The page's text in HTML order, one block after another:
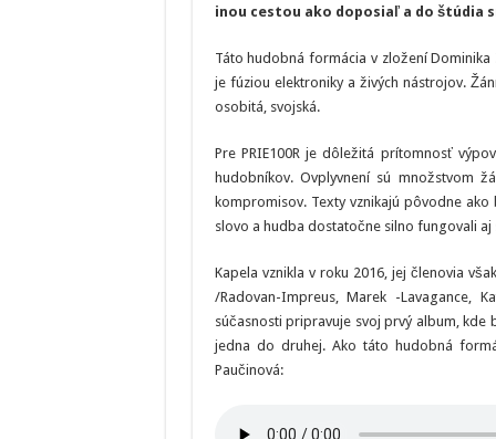
inou cestou ako doposiaľ a do štúdia
Táto hudobná formácia v zložení
je fúziou elektroniky a živých nástrojov.
osobitá, svojská.
Pre PRIE100R je dôležitá prítomnosť
hudobníkov. Ovplyvnení sú množstvom
kompromisov. Texty vznikajú pôvodne
slovo a hudba dostatočne silno fungovali aj
Kapela vznikla v roku 2016, jej členovia
/Radovan-Impreus, Marek -Lavagance,
súčasnosti pripravuje svoj prvý album,
jedna do druhej. Ako táto hudobná
Paučinová: